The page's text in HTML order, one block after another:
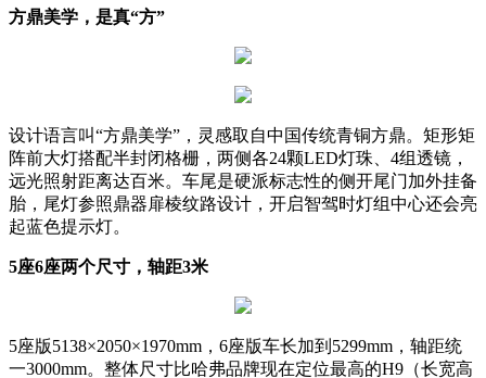
方鼎美学，是真“方”
设计语言叫“方鼎美学”，灵感取自中国传统青铜方鼎。矩形矩
阵前大灯搭配半封闭格栅，两侧各24颗LED灯珠、4组透镜，
远光照射距离达百米。车尾是硬派标志性的侧开尾门加外挂备
胎，尾灯参照鼎器扉棱纹路设计，开启智驾时灯组中心还会亮
起蓝色提示灯。
5座6座两个尺寸，轴距3米
5座版5138×2050×1970mm，6座版车长加到5299mm，轴距统
一3000mm。整体尺寸比哈弗品牌现在定位最高的H9（长宽高